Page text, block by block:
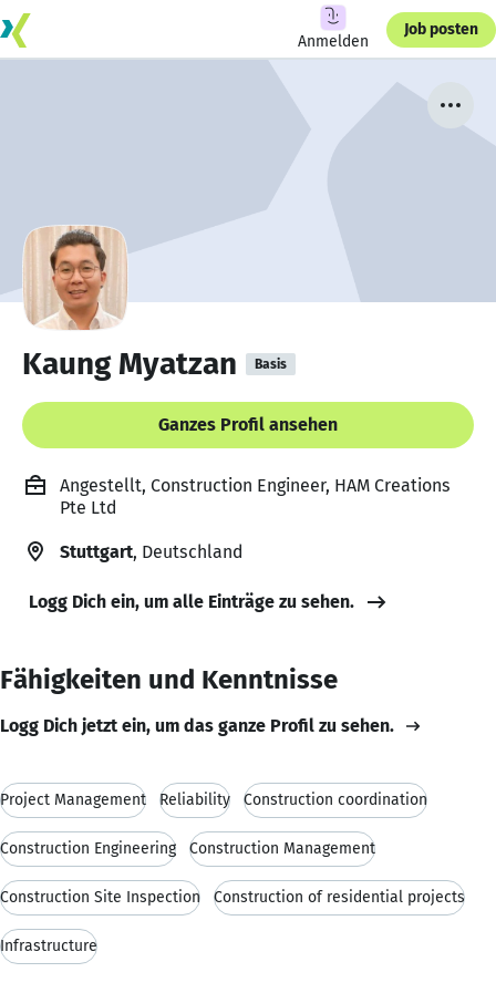
Anmelden
Job posten
Kaung Myatzan Basis
Ganzes Profil ansehen
Angestellt, Construction Engineer, HAM Creations
Pte Ltd
Stuttgart, Deutschland
Logg Dich ein, um alle Einträge zu sehen.
Fähigkeiten und Kenntnisse
Logg Dich jetzt ein, um das ganze Profil zu sehen.
Project Management Reliability Construction coordination
Construction Engineering Construction Management
Construction Site Inspection Construction of residential projects
Infrastructure